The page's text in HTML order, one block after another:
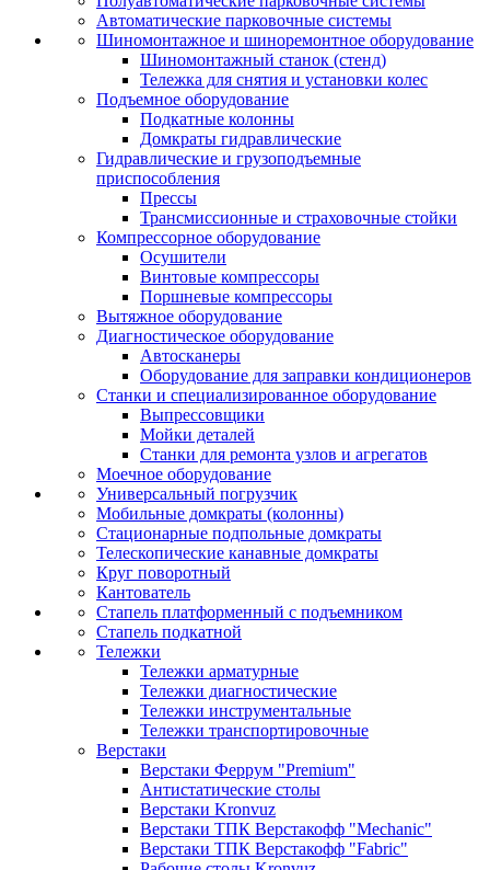
Автоматические парковочные системы
Шиномонтажное и шиноремонтное оборудование
Шиномонтажный станок (стенд)
Тележка для снятия и установки колес
Подъемное оборудование
Подкатные колонны
Домкраты гидравлические
Гидравлические и грузоподъемные
приспособления
Прессы
Трансмиссионные и страховочные стойки
Компрессорное оборудование
Осушители
Винтовые компрессоры
Поршневые компрессоры
Вытяжное оборудование
Диагностическое оборудование
Автосканеры
Оборудование для заправки кондиционеров
Станки и специализированное оборудование
Выпрессовщики
Мойки деталей
Станки для ремонта узлов и агрегатов
Моечное оборудование
Универсальный погрузчик
Мобильные домкраты (колонны)
Стационарные подпольные домкраты
Телескопические канавные домкраты
Круг поворотный
Кантователь
Стапель платформенный с подъемником
Стапель подкатной
Тележки
Тележки арматурные
Тележки диагностические
Тележки инструментальные
Тележки транспортировочные
Верстаки
Верстаки Феррум "Premium"
Антистатические столы
Верстаки Kronvuz
Верстаки ТПК Верстакофф "Mechanic"
Верстаки ТПК Верстакофф "Fabric"